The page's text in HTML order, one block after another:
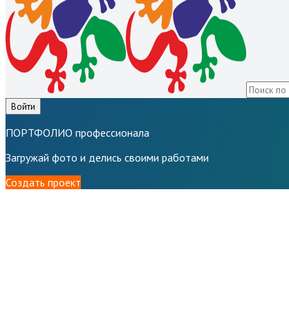
Войти
ПОРТФОЛИО профессионала
Загружай фото и делись своими работами
Создать проект